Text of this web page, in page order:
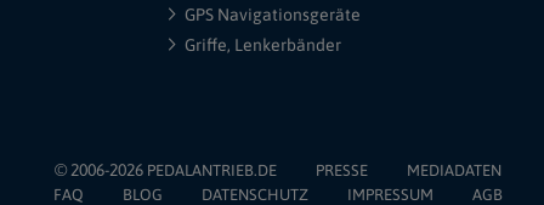
GPS Navigationsgeräte
Griffe, Lenkerbänder
© 2006-2026 PEDALANTRIEB.DE PRESSE
MEDIADATEN
FAQ
BLOG DATENSCHUTZ IMPRESSUM
AGB